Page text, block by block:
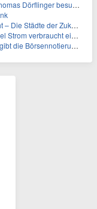
im Kammerbezirk Freiburg
der Zukunft sind grün-blau
ein Aufzug im Gebäude
der Frankfurter Wertpapierbörse bekannt